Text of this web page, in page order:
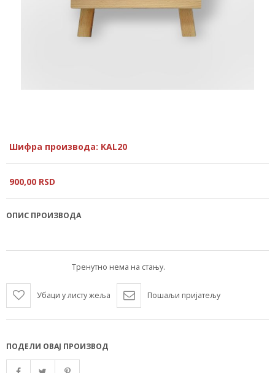
Шифра производа: KAL20
900,00 RSD
ОПИС ПРОИЗВОДА
Тренутно нема на стању.
Убаци у листу жеља Пошаљи пријатељу
ПОДЕЛИ ОВАЈ ПРОИЗВОД